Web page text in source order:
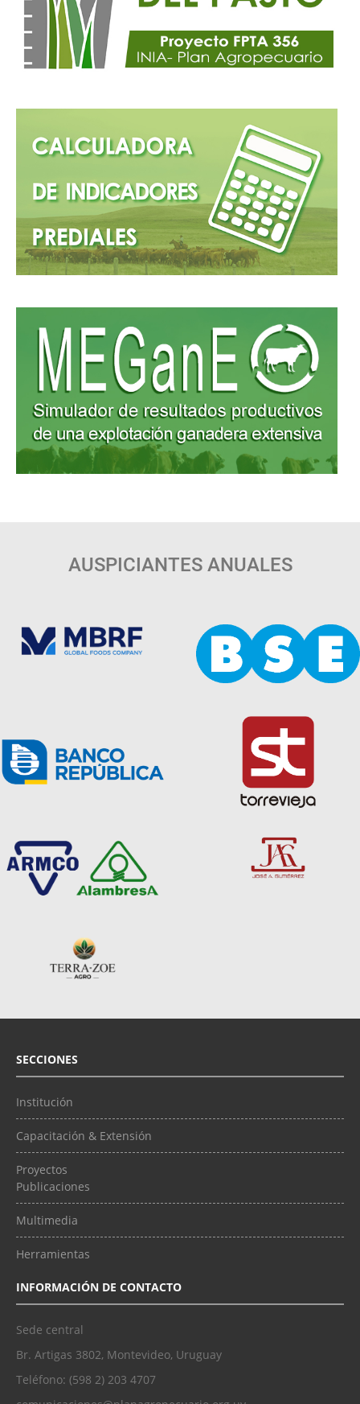
AUSPICIANTES ANUALES
SECCIONES
Institución
Capacitación & Extensión
Proyectos
Publicaciones
Multimedia
Herramientas
INFORMACIÓN DE CONTACTO
Sede central
Br. Artigas 3802, Montevideo, Uruguay
Teléfono: (598 2) 203 4707